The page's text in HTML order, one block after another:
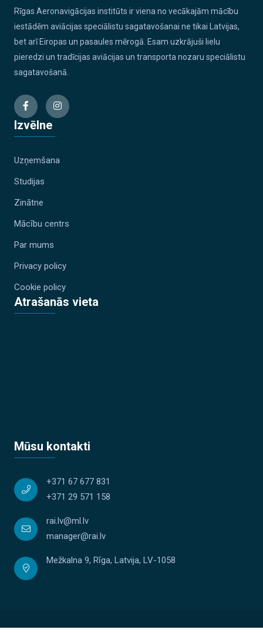
Rīgas Aeronavigācijas institūts ir viena no vecākajām mācību
iestādēm aviācijas speciālistu sagatavošanai ne tikai Latvijas,
bet arī Eiropas un pasaules mērogā. Esam uzkrājuši lielu
pieredzi un tradīcijas aviācijas un transporta nozaru speciālistu
sagatavošanā.
Izvēlne
Uzņemšana
Studijas
Zinātne
Mācību centrs
Par mums
Privacy policy
Cookie policy
Atrašanās vieta
Mūsu kontakti
+371 67 677 831
+371 29 571 158
rai.lv@ml.lv
manager@rai.lv
Mežkalna 9, Rīga, Latvija, LV-1058